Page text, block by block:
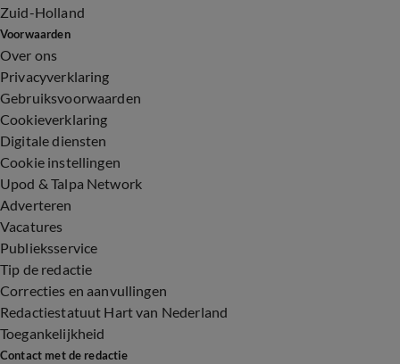
Zuid-Holland
Voorwaarden
Over ons
Privacyverklaring
Gebruiksvoorwaarden
Cookieverklaring
Digitale diensten
Cookie instellingen
Upod & Talpa Network
Adverteren
Vacatures
Publieksservice
Tip de redactie
Correcties en aanvullingen
Redactiestatuut Hart van Nederland
Toegankelijkheid
Contact met de redactie